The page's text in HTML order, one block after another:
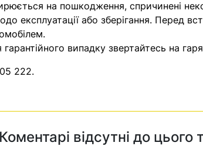
на пошкодження, спричинені
експлуатації або зберігання. Перед
випадку звертайтесь на
222.
Коментарі відсутні до цього